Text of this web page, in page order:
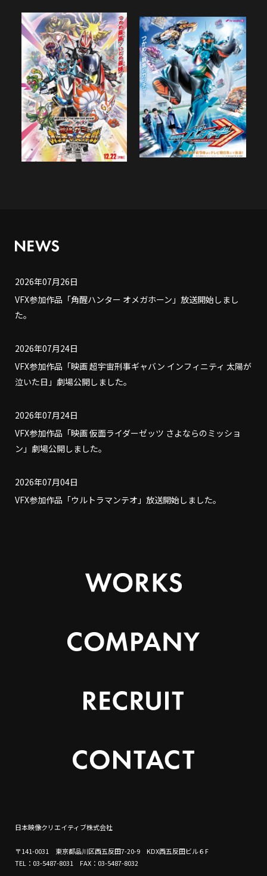
2026年07月26日
VFX参加作品「角醒ハンター オメガホーン」放送開始しまし
た。
2026年07月24日
VFX参加作品「映画 超宇宙刑事ギャバン インフィニティ 太陽が
泣いた日」劇場公開しました。
2026年07月24日
VFX参加作品「映画 仮面ライダーゼッツ さよならのミッショ
ン」劇場公開しました。
2026年07月04日
VFX参加作品「ウルトラマンテオ」放送開始しました。
日本映像クリエイティブ株式会社
〒141-0031 東京都品川区西五反田7-20-9 KDX西五反田ビル６F
TEL：03-5487-8031 FAX：03-5487-8032